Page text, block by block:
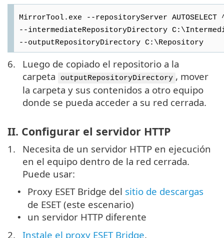
MirrorTool.exe --repositoryServer AUTOSELECT
--intermediateRepositoryDirectory
--outputRepositoryDirectory C:\Repository
6.
Luego de copiado el repositorio a la
carpeta
outputRepositoryDirectory , mover
la carpeta y sus contenidos a otro equipo
donde se pueda acceder a su red cerrada.
II. Configurar el servidor HTTP
1.
Necesita de un servidor HTTP en ejecución
en el equipo dentro de la red cerrada.
Puede usar:
• Proxy ESET Bridge del sitio de descargas
de ESET (este escenario)
•
un servidor HTTP diferente
2. Instale el proxy ESET Bridge.